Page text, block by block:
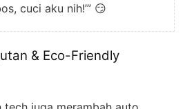
cuci aku nih!’” 😏
& Eco-Friendly